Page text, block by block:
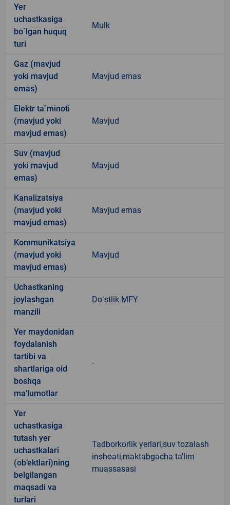
Yer
uchastkasiga
bo`lgan huquq
turi
Mulk
Gaz (mavjud
yoki mavjud
emas)
Mavjud emas
Elektr ta`minoti
(mavjud yoki
mavjud emas)
Mavjud
Suv (mavjud
yoki mavjud
emas)
Mavjud
Kanalizatsiya
(mavjud yoki
mavjud emas)
Mavjud emas
Kommunikatsiya
(mavjud yoki
mavjud emas)
Mavjud
Uchastkaning
joylashgan
manzili
Doʻstlik MFY
Yer maydonidan
foydalanish
tartibi va
shartlariga oid
boshqa
ma’lumotlar
-
Yer
uchastkasiga
tutash yer
uchastkalari
(ob’ektlari)ning
belgilangan
maqsadi va
turlari
Tadborkorlik yerlari,suv tozalash
inshoati,maktabgacha ta'lim
muassasasi